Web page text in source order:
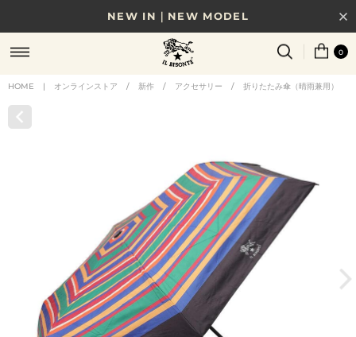
NEW IN｜NEW MODEL
8/17(月)10時まで｜税込11,000円以上で送料無料
贈る相手やシーンから選べる、新しいギフトガイド
0
HOME | オンラインストア / 新作 / アクセサリー / 折りたたみ傘（晴雨兼用）